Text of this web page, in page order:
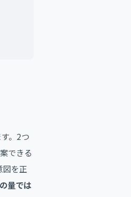
。2つ
できる
を正
量では